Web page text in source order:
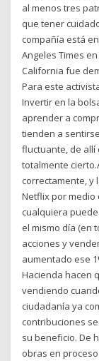
al menos tres
que tener
compañía está
Angeles Times
California fue
Para este
Invertir en la
aprender a
tienden a
fluctuante, de allí
totalmente
correctamente, y
Netflix por medio
cualquiera
el mismo día (en
acciones y
aumentado ese
Hacienda hacen
vendiendo
ciudadanía ya
contribuciones
su beneficio. De
obras en